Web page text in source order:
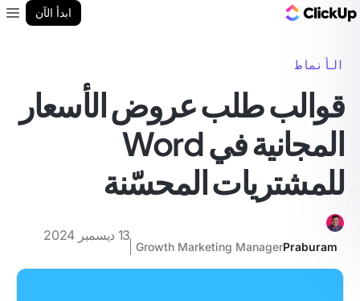
ابدأ الآن
الأنماط
قوالب طلب عروض الأسعار
المجانية في Word
للمشتريات المحسّنة
Praburam
Growth Marketing Manager
13 ديسمبر 2024